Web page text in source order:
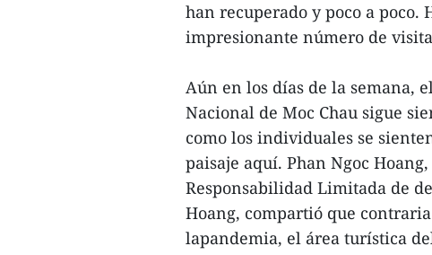
han recuperado y poco a poco.
impresionante número de
Aún en los días de la semana,
Nacional de Moc Chau sigue
como los individuales se
paisaje aquí. Phan Ngoc
Responsabilidad Limitada de
Hoang, compartió que
lapandemia, el área turística